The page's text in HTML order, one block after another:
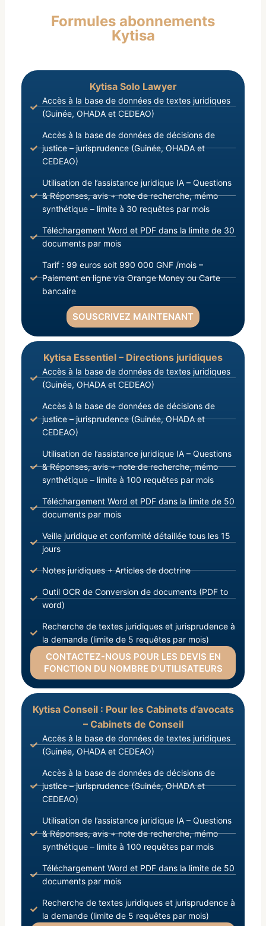
Vu la Loi L/2017/006/CNT du 09 Septembre 2011,
portant Code Minier de la République de Guinée
08 Avril 2013, portant modification de certaines
dispositions du Code Minier ;
Formules abonnements
Kytisa
Kytisa Solo Lawyer
Accès à la base de données de textes juridiques
(Guinée, OHADA et CEDEAO)
Accès à la base de données de décisions de
justice – jurisprudence (Guinée, OHADA et
CEDEAO)
Utilisation de l’assistance juridique IA – Questions
& Réponses, avis + note de recherche, mémo
synthétique – limite à 30 requêtes par mois
Téléchargement Word et PDF dans la limite de 30
documents par mois
Tarif : 99 euros soit 990 000 GNF /mois –
Paiement en ligne via Orange Money ou Carte
bancaire
SOUSCRIVEZ MAINTENANT
Kytisa Essentiel – Directions juridiques
Accès à la base de données de textes juridiques
(Guinée, OHADA et CEDEAO)
Accès à la base de données de décisions de
justice – jurisprudence (Guinée, OHADA et
CEDEAO)
Utilisation de l’assistance juridique IA – Questions
& Réponses, avis + note de recherche, mémo
synthétique – limite à 100 requêtes par mois
Téléchargement Word et PDF dans la limite de 50
documents par mois
Veille juridique et conformité détaillée tous les 15
jours
Notes juridiques + Articles de doctrine
Outil OCR de Conversion de documents (PDF to
word)
Recherche de textes juridiques et jurisprudence à
la demande (limite de 5 requêtes par mois)
CONTACTEZ-NOUS POUR LES DEVIS EN
FONCTION DU NOMBRE D’UTILISATEURS
Kytisa Conseil : Pour les Cabinets d’avocats
– Cabinets de Conseil
Accès à la base de données de textes juridiques
(Guinée, OHADA et CEDEAO)
Accès à la base de données de décisions de
justice – jurisprudence (Guinée, OHADA et
CEDEAO)
Utilisation de l’assistance juridique IA – Questions
& Réponses, avis + note de recherche, mémo
synthétique – limite à 100 requêtes par mois
Téléchargement Word et PDF dans la limite de 50
documents par mois
Recherche de textes juridiques et jurisprudence à
la demande (limite de 5 requêtes par mois)